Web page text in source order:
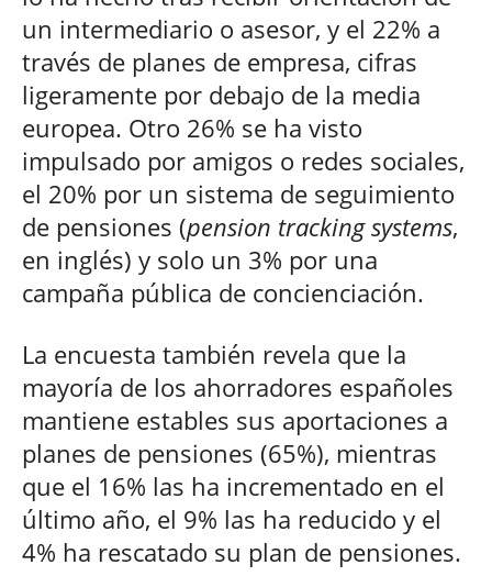
un intermediario o asesor, y el 22% a
través de planes de empresa, cifras
ligeramente por debajo de la media
europea. Otro 26% se ha visto
impulsado por amigos o redes sociales,
el 20% por un sistema de seguimiento
de pensiones (pension tracking systems,
en inglés) y solo un 3% por una
campaña pública de concienciación.
La encuesta también revela que la
mayoría de los ahorradores españoles
mantiene estables sus aportaciones a
planes de pensiones (65%), mientras
que el 16% las ha incrementado en el
último año, el 9% las ha reducido y el
4% ha rescatado su plan de pensiones.